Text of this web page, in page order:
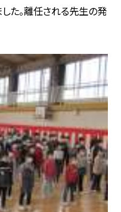
た。離任される先生の発